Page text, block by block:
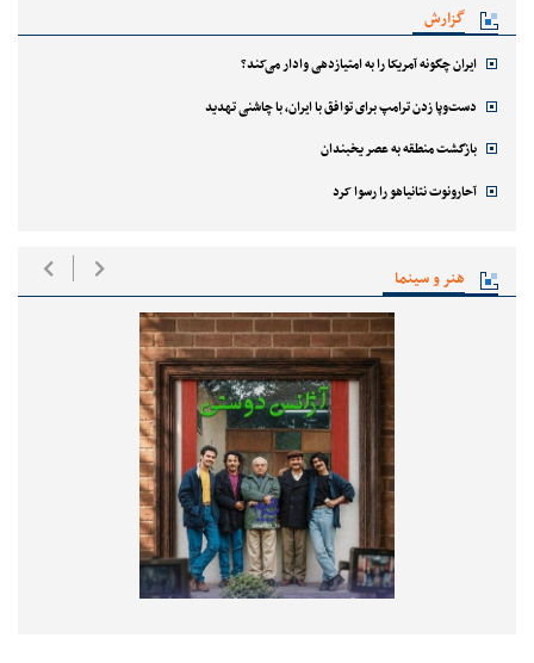
گزارش
ایران چگونه آمریکا را به امتیازدهی وادار می‌کند؟
دست‌وپا زدن ترامپ برای توافق با ایران، با چاشنی تهدید
بازگشت منطقه به عصر یخبندان
آحارونوت نتانیاهو را رسوا کرد
هنر و سینما